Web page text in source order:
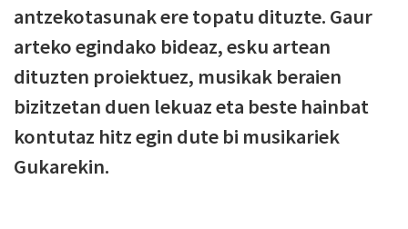
antzekotasunak ere topatu dituzte. Gaur
arteko egindako bideaz, esku artean
dituzten proiektuez, musikak beraien
bizitzetan duen lekuaz eta beste hainbat
kontutaz hitz egin dute bi musikariek
Gukarekin.